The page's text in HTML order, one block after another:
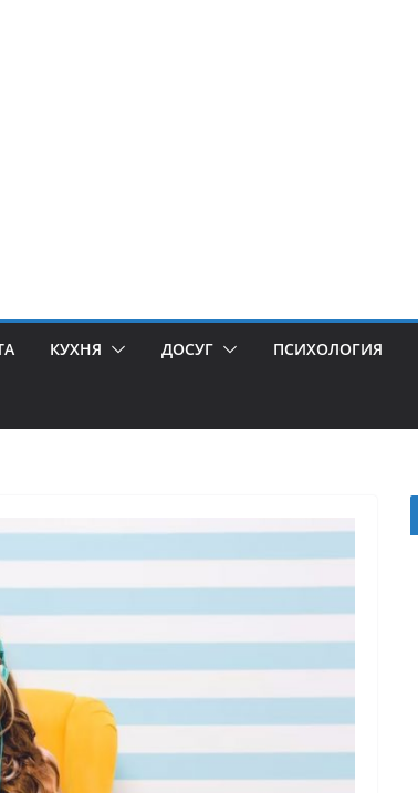
КУХНЯ ДОСУГ ПСИХОЛОГИЯ